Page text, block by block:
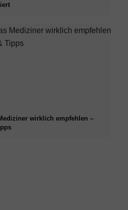
wirklich empfehlen –